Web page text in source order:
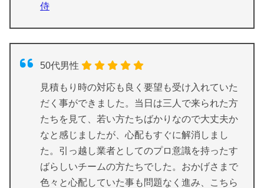
侍
50代男性
見積もり時の対応も良く要望も受け入れていた
だく事ができました。当日は三人で来られた方
たちを見て、若い方たちばかりなので大丈夫か
なと感じましたが、心配もすぐに解消しまし
た。引っ越し業者としてのプロ意識を持ったす
ばらしいチームの方たちでした。おかげさまで
色々と心配していた事も問題なく進み、こちら